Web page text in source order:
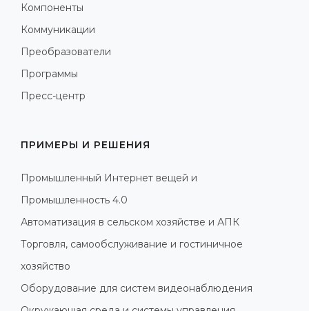
Компоненты
Коммуникации
Преобразователи
Программы
Пресс-центр
ПРИМЕРЫ И РЕШЕНИЯ
Промышленный Интернет вещей и
Промышленность 4.0
Автоматизация в сельском хозяйстве и АПК
Торговля, самообслуживание и гостиничное
хозяйство
Оборудование для систем видеонаблюдения